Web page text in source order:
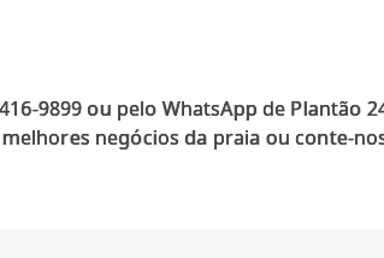
9899 ou pelo WhatsApp de Plantão
negócios da praia ou conte-